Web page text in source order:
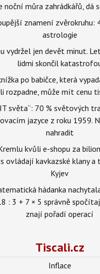
noční můra zahrádkářů, dá
znamení zvěrokruhu:
astrologie
vydržel jen devět minut.
lidmi skončil
po babičce, která
rozpadne, může mít cenu
IT světa“: 70 % světových
jazyce z roku 1959.
nahradit
kvůli e-shopu za
ovládají kavkazské klany a
Kyjev
hádanka
: 3 + 7 × 5 správně
znají pořadí operací
Tiscali.cz
Inflace